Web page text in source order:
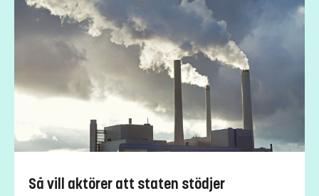
Så vill aktörer att staten stödjer